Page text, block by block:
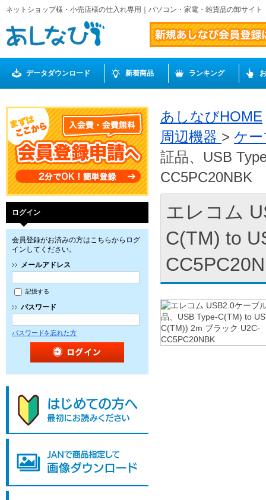
ネットショップ様・小売店様の仕入れ専用｜パソコン・家電・雑貨品の卸サイ
データダウンロード 新着商品 ランキング
ログイン
会員登録がお済みの方はこちらからログ
インしてください。
メールアドレス
記憶する
パスワード
パスワードを忘れた方
あしなびHOME
周辺機器 > ケ
証品、USB
CC5PC20NBK
エレコム
C(TM) to